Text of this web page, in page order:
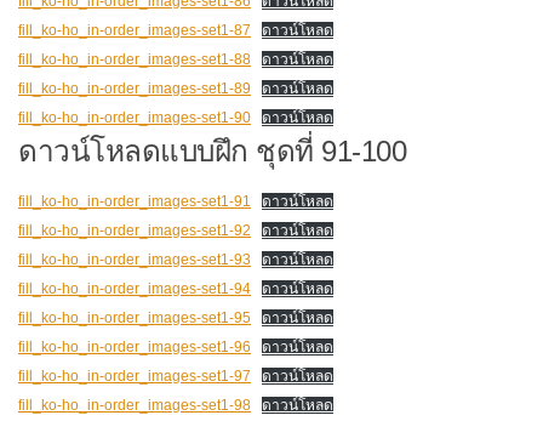
fill_ko-ho_in-order_images-set1-87
ดาวน์โหลด
fill_ko-ho_in-order_images-set1-88
ดาวน์โหลด
fill_ko-ho_in-order_images-set1-89
ดาวน์โหลด
fill_ko-ho_in-order_images-set1-90
ดาวน์โหลด
ดาวน์โหลดแบบฝึก ชุดที่ 91-100
fill_ko-ho_in-order_images-set1-91
ดาวน์โหลด
fill_ko-ho_in-order_images-set1-92
ดาวน์โหลด
fill_ko-ho_in-order_images-set1-93
ดาวน์โหลด
fill_ko-ho_in-order_images-set1-94
ดาวน์โหลด
fill_ko-ho_in-order_images-set1-95
ดาวน์โหลด
fill_ko-ho_in-order_images-set1-96
ดาวน์โหลด
fill_ko-ho_in-order_images-set1-97
ดาวน์โหลด
fill_ko-ho_in-order_images-set1-98
ดาวน์โหลด